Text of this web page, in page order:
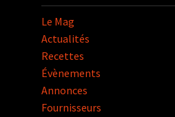
Le Mag
Actualités
Recettes
Évènements
Annonces
Fournisseurs